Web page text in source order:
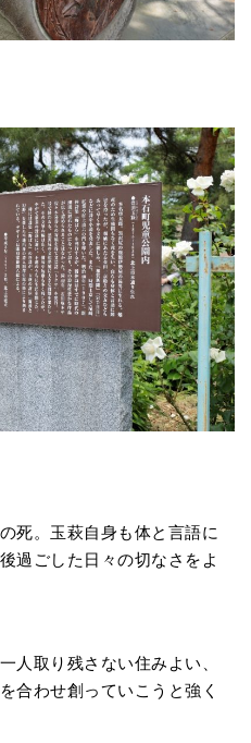
死。玉萩自身も体と言語に
過ごした日々の切なさをよ
人取り残さない住みよい、
合わせ創っていこうと強く